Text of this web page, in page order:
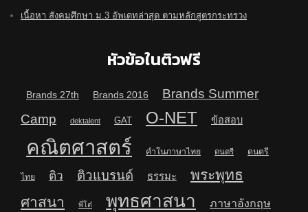
เนื้อหา สังคมศึกษา ม.3 อัพเดทล่าสุด ตามหลักสูตรกระทรวง
หัวข้อในติวฟรี
Brands 27th Brands 2016
Brands Summer
Camp
dektalent GAT O-NET ข้อสอบ
คณิตศาสตร์ คำในภาษาไทย ดนตรี ดนตรี
ไทย ติว ติวแบรนด์ ธรรมะ
พระพุทธ
ศาสนา
พี่โต๋ พุทธศาสนา ภาษาอังกฤษ